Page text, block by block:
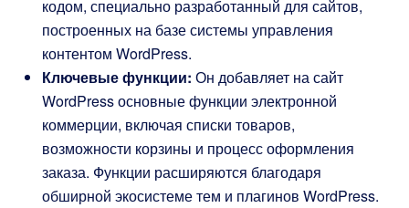
кодом, специально разработанный для сайтов,
построенных на базе системы управления
контентом WordPress.
Ключевые функции: Он добавляет на сайт
WordPress основные функции электронной
коммерции, включая списки товаров,
возможности корзины и процесс оформления
заказа. Функции расширяются благодаря
обширной экосистеме тем и плагинов WordPress.